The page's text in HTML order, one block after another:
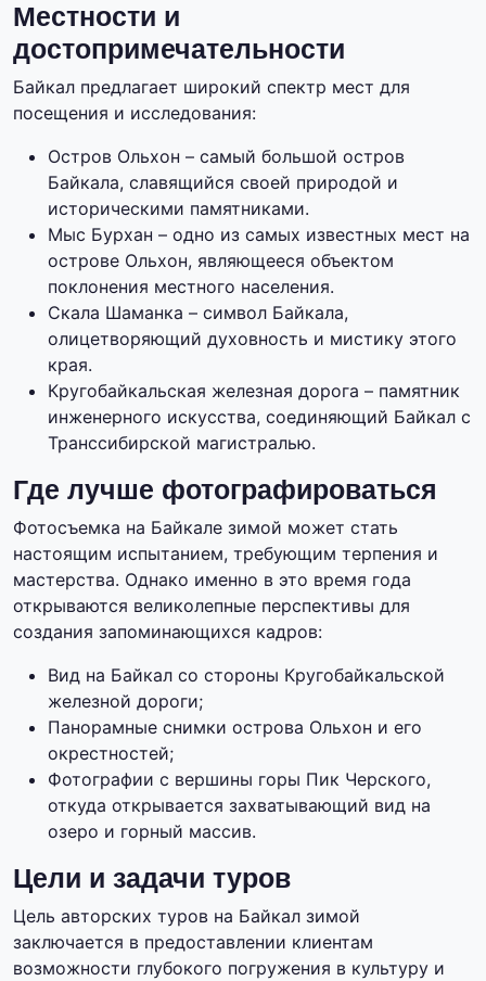
Местности и
достопримечательности
Байкал предлагает широкий спектр мест для
посещения и исследования:
Остров Ольхон – самый большой остров
Байкала, славящийся своей природой и
историческими памятниками.
Мыс Бурхан – одно из самых известных мест на
острове Ольхон, являющееся объектом
поклонения местного населения.
Скала Шаманка – символ Байкала,
олицетворяющий духовность и мистику этого
края.
Кругобайкальская железная дорога – памятник
инженерного искусства, соединяющий Байкал с
Транссибирской магистралью.
Где лучше фотографироваться
Фотосъемка на Байкале зимой может стать
настоящим испытанием, требующим терпения и
мастерства. Однако именно в это время года
открываются великолепные перспективы для
создания запоминающихся кадров:
Вид на Байкал со стороны Кругобайкальской
железной дороги;
Панорамные снимки острова Ольхон и его
окрестностей;
Фотографии с вершины горы Пик Черского,
откуда открывается захватывающий вид на
озеро и горный массив.
Цели и задачи туров
Цель авторских туров на Байкал зимой
заключается в предоставлении клиентам
возможности глубокого погружения в культуру и